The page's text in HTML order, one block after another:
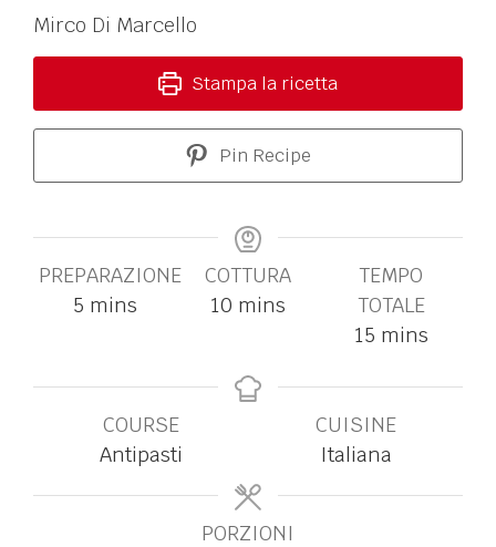
Mirco Di Marcello
Stampa la ricetta
Pin Recipe
PREPARAZIONE
5 mins
COTTURA
10 mins
TEMPO
TOTALE
15 mins
COURSE
Antipasti
CUISINE
Italiana
PORZIONI